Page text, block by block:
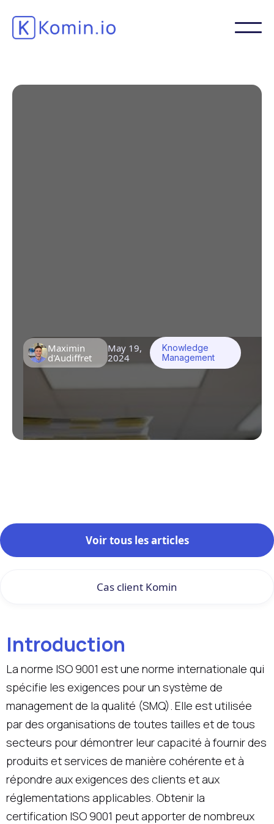
Maximin
d'Audiffret
May 19,
2024
Knowledge
Management
Voir tous les articles
Cas client Komin
Introduction
La norme ISO 9001 est une norme internationale qui
spécifie les exigences pour un système de
management de la qualité (SMQ). Elle est utilisée
par des organisations de toutes tailles et de tous
secteurs pour démontrer leur capacité à fournir des
produits et services de manière cohérente et à
répondre aux exigences des clients et aux
réglementations applicables. Obtenir la
certification ISO 9001 peut apporter de nombreux